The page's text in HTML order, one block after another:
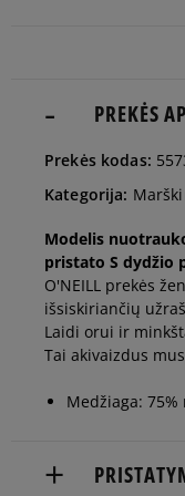
M
man
L
PREKĖS
Prekės kodas:
Kategorija:
Modelis
pristato S dydžio
O'NEILL prekės
išsiskiriančių
Laidi orui ir
Tai akivaizdus
Medžiaga: